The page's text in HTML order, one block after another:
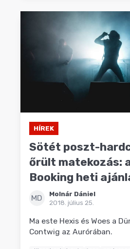
HÍREK
Sötét poszt-
őrült matekozás:
Booking heti
MD
Molnár Dániel
2018. július 25.
Ma este Hexis és Woes a
Contwig az Aurórában.